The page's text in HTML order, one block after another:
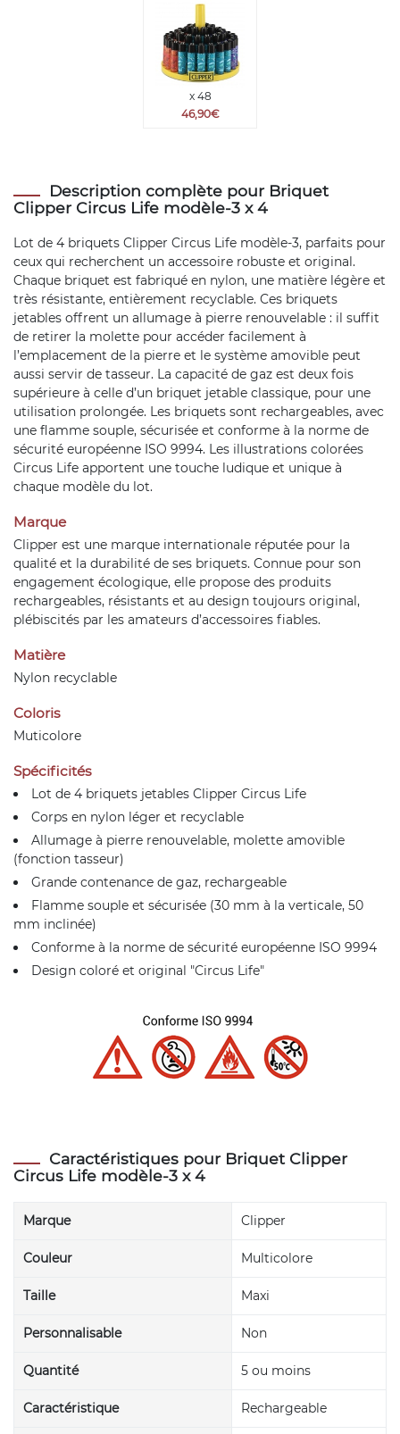
x 48
46,90€
Description complète pour Briquet
Clipper Circus Life modèle-3 x 4
Lot de 4 briquets Clipper Circus Life modèle-3, parfaits pour
ceux qui recherchent un accessoire robuste et original.
Chaque briquet est fabriqué en nylon, une matière légère et
très résistante, entièrement recyclable. Ces briquets
jetables offrent un allumage à pierre renouvelable : il suffit
de retirer la molette pour accéder facilement à
l’emplacement de la pierre et le système amovible peut
aussi servir de tasseur. La capacité de gaz est deux fois
supérieure à celle d’un briquet jetable classique, pour une
utilisation prolongée. Les briquets sont rechargeables, avec
une flamme souple, sécurisée et conforme à la norme de
sécurité européenne ISO 9994. Les illustrations colorées
Circus Life apportent une touche ludique et unique à
chaque modèle du lot.
Marque
Clipper est une marque internationale réputée pour la
qualité et la durabilité de ses briquets. Connue pour son
engagement écologique, elle propose des produits
rechargeables, résistants et au design toujours original,
plébiscités par les amateurs d’accessoires fiables.
Matière
Nylon recyclable
Coloris
Muticolore
Spécificités
Lot de 4 briquets jetables Clipper Circus Life
Corps en nylon léger et recyclable
Allumage à pierre renouvelable, molette amovible
(fonction tasseur)
Grande contenance de gaz, rechargeable
Flamme souple et sécurisée (30 mm à la verticale, 50
mm inclinée)
Conforme à la norme de sécurité européenne ISO 9994
Design coloré et original "Circus Life"
Caractéristiques pour Briquet Clipper
Circus Life modèle-3 x 4
Marque Clipper
Couleur Multicolore
Taille Maxi
Personnalisable Non
Quantité 5 ou moins
Caractéristique Rechargeable